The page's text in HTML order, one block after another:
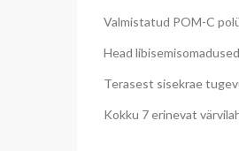
Valmistatud POM-C
Head
Terasest sisekrae
Kokku 7 erinevat